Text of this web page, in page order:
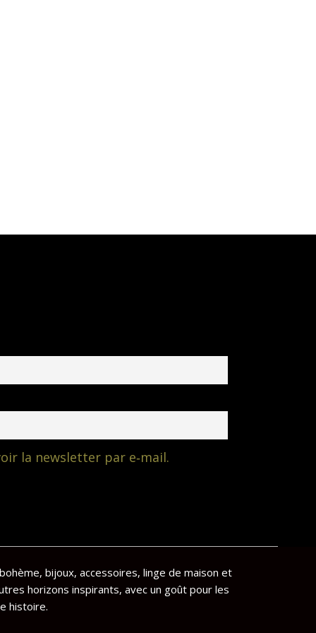
la newsletter par e‑mail.
bijoux, accessoires, linge de maison et
horizons inspirants, avec un goût pour les
histoire.